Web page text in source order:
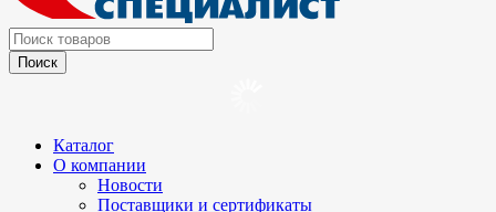
Каталог
О компании
Новости
Поставщики и сертификаты